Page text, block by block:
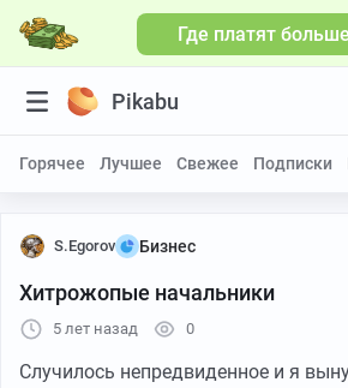
Где платят
Pikabu
Горячее Лучшее Свежее Подписки
S.Egorov Бизнес
Хитрожопые начальники
5 лет назад 0
Случилось непредвиденное и я